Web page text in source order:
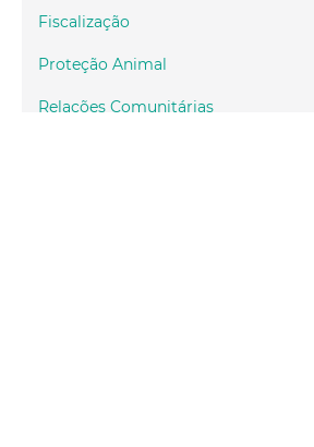
Fiscalização
Proteção Animal
Relações Comunitárias